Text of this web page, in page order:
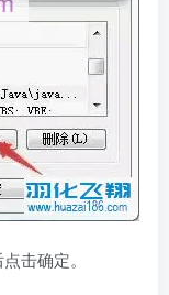
击确定。